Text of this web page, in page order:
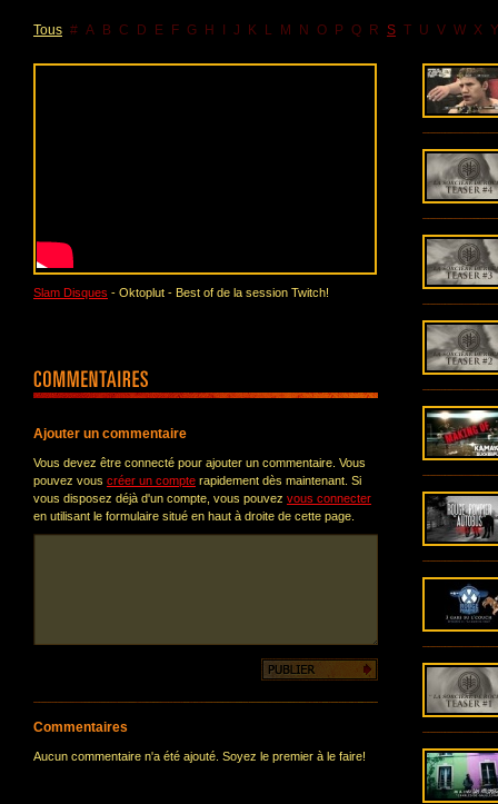
Tous # A B C D E F G H J K L M N O P Q R S T U V W X Y
Slam Disques - Oktoplut - Best of de la session Twitch!
Ajouter un commentaire
Vous devez être connecté pour ajouter un commentaire. Vous
pouvez vous créer un compte rapidement dès maintenant. Si
vous disposez déjà d'un compte, vous pouvez vous connecter
en utilisant le formulaire situé en haut à droite de cette page.
Commentaires
Aucun commentaire n'a été ajouté. Soyez le premier à le faire!